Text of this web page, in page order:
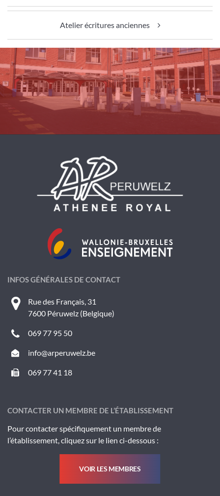
Atelier écritures anciennes
INFOS GÉNÉRALES DE CONTACT
Rue des Français, 31
7600 Péruwelz (Belgique)
069 77 95 50
info@arperuwelz.be
069 77 41 18
CONTACTER UN MEMBRE DE L’ÉTABLISSEMENT
Pour contacter spécifiquement un membre de
l’établissement, cliquez sur le lien ci-dessous :
VOIR LES MEMBRES